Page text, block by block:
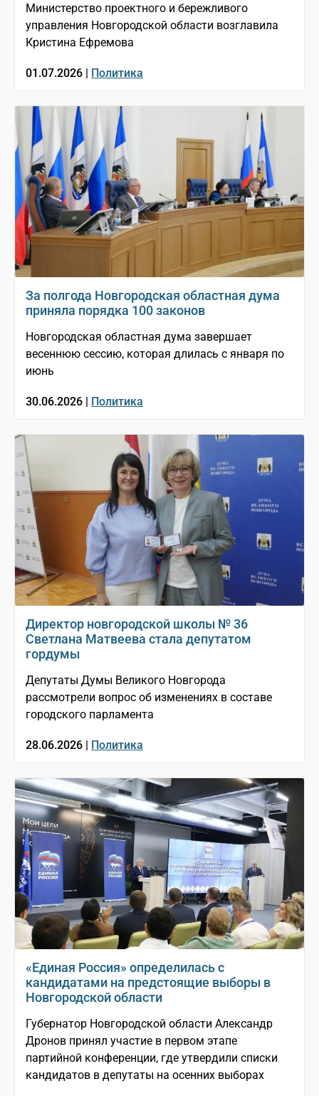
Министерство проектного и бережливого
управления Новгородской области возглавила
Кристина Ефремова
01.07.2026 | Политика
За полгода Новгородская областная дума
приняла порядка 100 законов
Новгородская областная дума завершает
весеннюю сессию, которая длилась с января по
июнь
30.06.2026 | Политика
Директор новгородской школы № 36
Светлана Матвеева стала депутатом
гордумы
Депутаты Думы Великого Новгорода
рассмотрели вопрос об изменениях в составе
городского парламента
28.06.2026 | Политика
«Единая Россия» определилась с
кандидатами на предстоящие выборы в
Новгородской области
Губернатор Новгородской области Александр
Дронов принял участие в первом этапе
партийной конференции, где утвердили списки
кандидатов в депутаты на осенних выборах